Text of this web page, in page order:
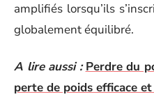
amplifiés lorsqu’ils
globalement équilibré.
A lire aussi : Perdre du
perte de poids efficace